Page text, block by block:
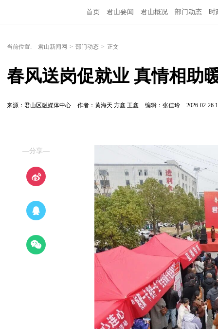
首页 君山要闻 君山概况 部门动态 时
当前位置: 君山新闻网 > 部门动态 > 正文
春风送岗促就业 真情相助
来源：君山区融媒体中心 作者：黄海天 方鑫 王鑫 编辑：张佳玲 2026-02-26
—分享—